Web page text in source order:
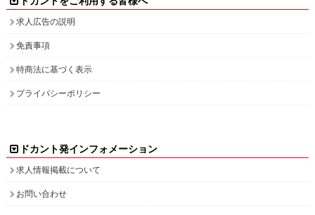
特商法に基づく表示
プライバシーポリシー
ドカント発インフォメーション
ドカント本サイト以外にこちらも